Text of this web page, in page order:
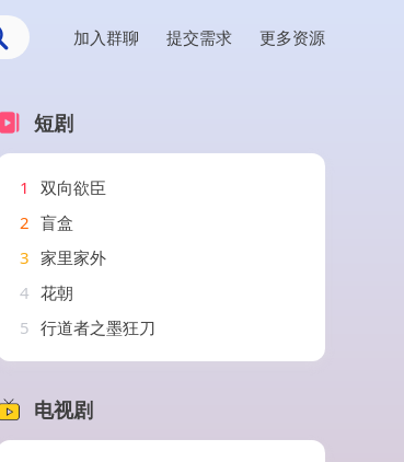
加入群聊 提交需求 更多资源
短剧
1
双向欲臣
2 盲盒
3 家里家外
4 花朝
5 行道者之墨狂刀
电视剧